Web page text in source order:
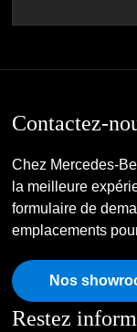
Contactez-
Chez Mercedes-
la meilleure
formulaire de
emplacements
Nos
Restez